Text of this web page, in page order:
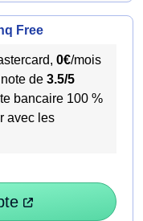
Free
0€/mois
de 3.5/5
bancaire 100 %
avec les